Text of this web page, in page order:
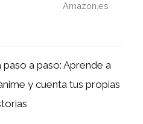
Amazon.es
a paso: Aprende a
y cuenta tus propias